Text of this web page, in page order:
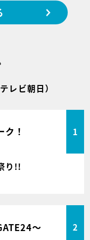
テレビ朝日）
ク！ 1
り!!
～ 2